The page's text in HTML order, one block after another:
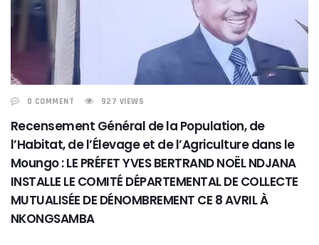
0 COMMENT 927 VIEWS
Recensement Général de la Population, de
l’Habitat, de l’Élevage et de l’Agriculture dans le
Moungo : LE PRÉFET YVES BERTRAND NOËL NDJANA
INSTALLE LE COMITÉ DÉPARTEMENTAL DE COLLECTE
MUTUALISÉE DE DÉNOMBREMENT CE 8 AVRIL À
NKONGSAMBA